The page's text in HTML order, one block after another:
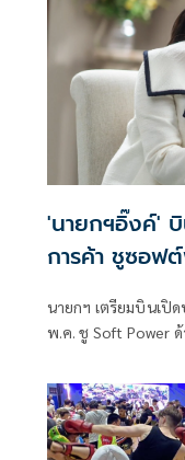
'นายกฯอิ๊งค์'
การค้า ชูซอฟ
นายกฯ เตรียมบินเปิ
พ.ค. ชู Soft Power
ประเทศ